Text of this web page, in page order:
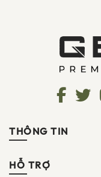
THÔNG TIN
HỖ TRỢ